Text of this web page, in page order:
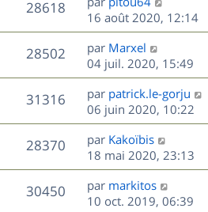
g
e
s
s
a
g
e
r
m
e
s
s
a
g
e
e
s
i
e
r
m
e
s
s
a
g
e
28618V
u
e
e
r
n
i
e
r
m
e
s
s
a
g
e
16 août 2020, 12:14
28502V
u
e
s
D
e
r
n
i
e
r
m
e
s
s
par Marxel
04 juil. 2020, 15:49
31316V
u
s
D
e
r
n
i
e
r
m
par patrick.le-gorju
06 juin 2020, 10:22
28370V
u
D
e
r
n
i
par Kakoïbis
18 mai 2020, 23:13
30450V
D
e
par markitos
10 oct. 2019, 06:39